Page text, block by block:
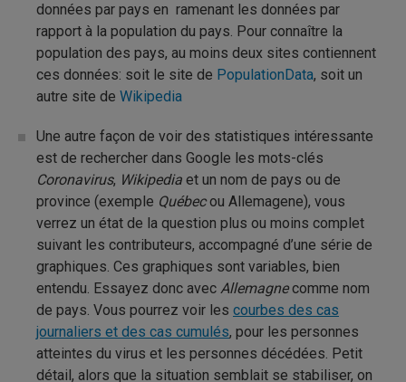
données par pays en ramenant les données par
rapport à la population du pays. Pour connaître la
population des pays, au moins deux sites contiennent
ces données: soit le site de PopulationData, soit un
autre site de Wikipedia
Une autre façon de voir des statistiques intéressante
est de rechercher dans Google les mots-clés
Coronavirus, Wikipedia et un nom de pays ou de
province (exemple Québecou Allemagene), vous
verrez un état de la question plus ou moins complet
suivant les contributeurs, accompagné d’une série de
graphiques. Ces graphiques sont variables, bien
entendu. Essayez donc avec Allemagnecomme nom
de pays. Vous pourrez voir les courbes des cas
journaliers et des cas cumulés, pour les personnes
atteintes du virus et les personnes décédées. Petit
détail, alors que la situation semblait se stabiliser, on